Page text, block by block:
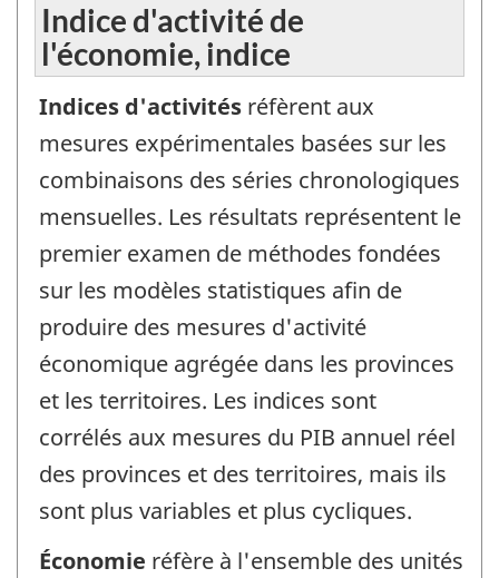
Indice d'activité de
l'économie, indice
Indices d'activités réfèrent aux
mesures expérimentales basées sur les
combinaisons des séries chronologiques
mensuelles. Les résultats représentent le
premier examen de méthodes fondées
sur les modèles statistiques afin de
produire des mesures d'activité
économique agrégée dans les provinces
et les territoires. Les indices sont
corrélés aux mesures du PIB annuel réel
des provinces et des territoires, mais ils
sont plus variables et plus cycliques.
Économie réfère à l'ensemble des unités